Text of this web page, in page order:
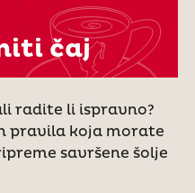
radite li ispravno?
pravila koja morate
savršene šolje
čaj